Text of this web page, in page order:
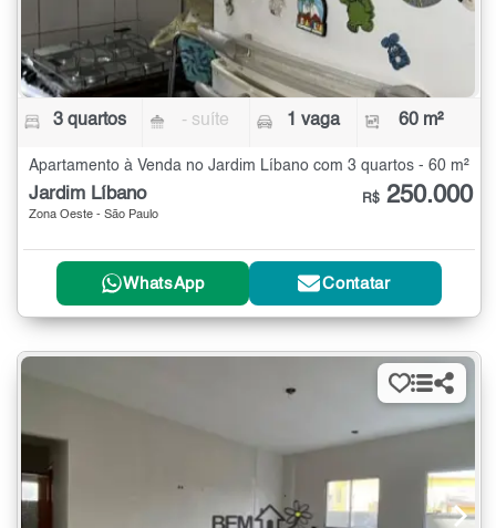
3 quartos - suíte 1 vaga 60 m²
Apartamento à Venda no Jardim Líbano com 3 quartos - 60 m²
Jardim Líbano
Zona Oeste - São Paulo
R$ 250.000
WhatsApp Contatar